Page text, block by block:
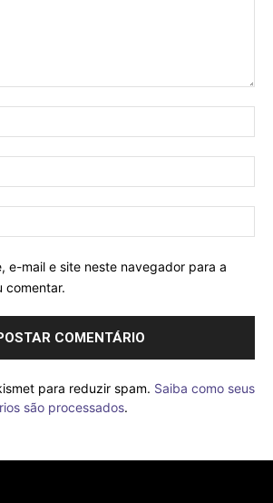
e-mail e site neste navegador para a
comentar.
para reduzir spam. Saiba como seus
são processados.